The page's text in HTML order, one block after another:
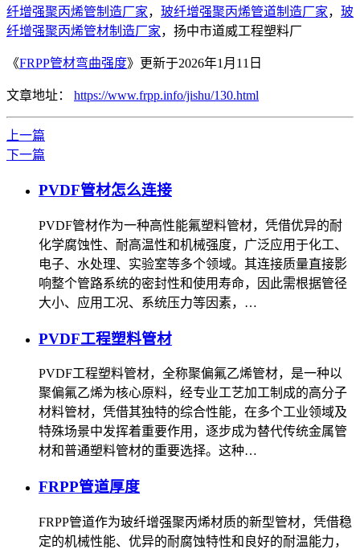
纤增强聚丙烯管制造厂家， 玻纤增强聚丙烯管道制造厂家， 玻
纤增强聚丙烯管材制造厂家，扬中市道威工程塑料厂
《FRPP管材弯曲强度》更新于2026年1月11日
文章地址： https://www.frpp.info/jishu/130.html
上一篇
下一篇
PVDF管材怎么连接
PVDF管材作为一种高性能氟塑料管材，凭借优异的耐
化学腐蚀性、耐高温性和机械强度，广泛应用于化工、
电子、水处理、实验室等多个领域。其连接质量直接影
响整个管路系统的密封性和使用寿命，因此需根据管径
大小、应用工况、系统压力等因素，…
PVDF工程塑料管材
PVDF工程塑料管材，全称聚偏氟乙烯管材，是一种以
聚偏氟乙烯为核心原料，经专业工艺加工制成的高分子
材料管材，凭借其独特的综合性能，在多个工业领域及
特殊场景中发挥着重要作用，逐步成为替代传统金属管
材和普通塑料管材的重要选择。这种…
FRPP管道厚度
FRPP管道作为玻纤增强聚丙烯材质的新型管材，凭借稳
定的机械性能、优异的耐腐蚀特性和良好的耐温能力，